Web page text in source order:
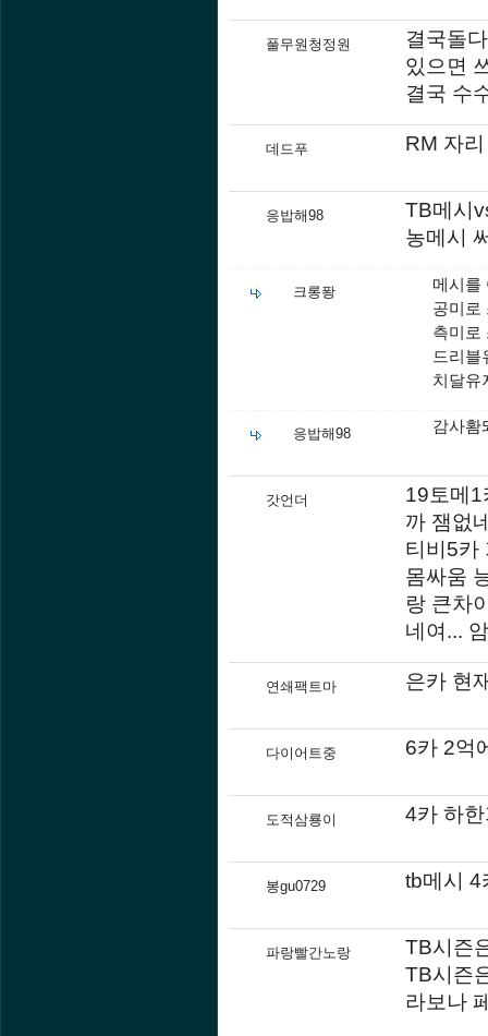
풀무원청정원
결국돌
있으면
결국 수
데드푸 RM 자
응밥해98
TB메시
농메시
크롱퐝
메시를
공미로
측미로
드리블
치달유
응밥해98 감사
갓언더
19토메1
까 잼없
티비5카
몸싸움
랑 큰차
네여...
연쇄팩트마 은카 현
다이어트중 6카 2억
도적삼룡이 4카 하
봉gu0729 tb메시 4
파랑빨간노랑
TB시즌
TB시즌
라보나